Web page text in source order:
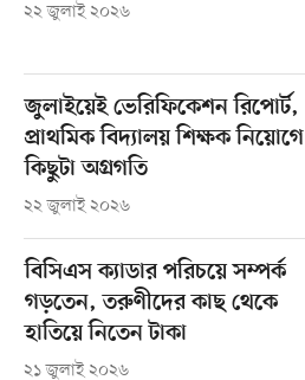
২২ জুলাই ২০২৬
জুলাইয়েই ভেরিফিকেশন রিপোর্ট,
প্রাথমিক বিদ্যালয় শিক্ষক নিয়োগে
কিছুটা অগ্রগতি
২২ জুলাই ২০২৬
বিসিএস ক্যাডার পরিচয়ে সম্পর্ক
গড়তেন, তরুণীদের কাছ থেকে
হাতিয়ে নিতেন টাকা
২১ জুলাই ২০২৬